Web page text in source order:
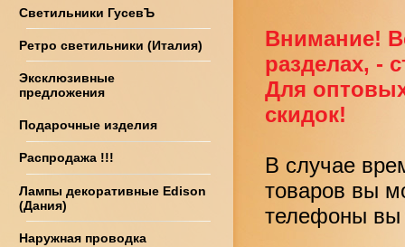
Светильники ГусевЪ
Ретро светильники (Италия)
Эксклюзивные
предложения
Подарочные изделия
Распродажа !!!
Лампы декоративные Edison
(Дания)
Наружная проводка
Внимание!
разделах, -
Для
скидок!
В случае
товаров вы
телефоны вы